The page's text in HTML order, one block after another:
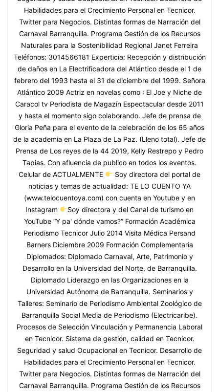
Habilidades para el Crecimiento Personal en Tecnicor.
Twitter para Negocios. Distintas formas de Narración del
Carnaval Barranquilla. Programa Gestión de los Recursos
Naturales para la Sostenibilidad Regional Janet Ferreira
Teléfonos: 3014566181 Experticia: Recepción y distribución
de daños en La Electrificadora del Atlántico desde el 1 de
febrero del 1993 hasta el 31 de diciembre del 1999. Señora
Atlántico 2009 Actriz en novelas como : El Joe y Niche de
Caracol tv Periodista de Magazín Espectacular desde 2011
y hasta el momento sigo colaborando. Jefe de prensa de
Gloria Peña para el evento de la celebración de los 65 años
de la academia en La Plaza de La Paz. (Lleno total). Jefe de
Prensa de Los reyes de la 44 2019, Kelly Restrepo y Pedro
Tapias. Con afluencia de publico en todos los eventos.
Celular de ACTUALMENTE
Soy directora del portal de
noticias y temas de actualidad: TE LO CUENTO YA
(www.telocuentoya.com) con cuenta en Youtube y en
Instagram
Soy directora y del Canal de turismo en
YouTube “Y pa' dónde vamos?” Formación Académica
Periodismo Tecnicor Julio 2014 Visita Médica Persand
Barners Diciembre 2009 Formación Complementaria
Diplomados: Diplomado Carnaval, Arte, Patrimonio y
Desarrollo en la Universidad del Norte, de Barranquilla.
Diplomado Liderazgo en las Organizaciones en la
Universidad Autónoma de Barranquilla. Seminarios y
Talleres: Seminario de Periodismo Ambiental Zoológico de
Barranquilla Social Media de Periodismo (Electricaribe).
Procesos de Selección Vinculación y Permanencia Laboral
en Tecnicor. Sistema de gestión, calidad en Tecnicor.
Seguridad y salud Ocupacional en Tecnicor. Desarrollo de
Habilidades para el Crecimiento Personal en Tecnicor.
Twitter para Negocios. Distintas formas de Narración del
Carnaval Barranquilla. Programa Gestión de los Recursos